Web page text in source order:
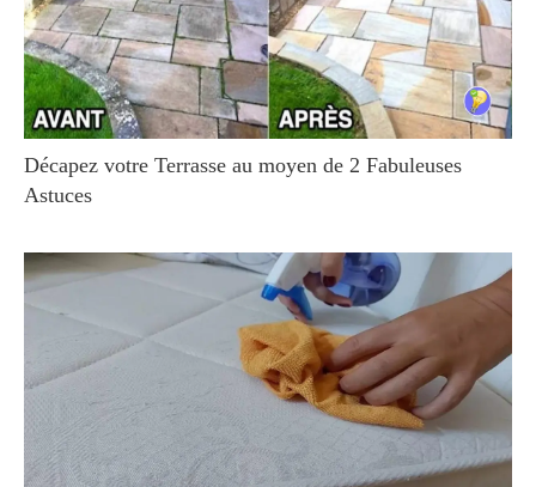
Décapez votre Terrasse au moyen de 2 Fabuleuses
Astuces